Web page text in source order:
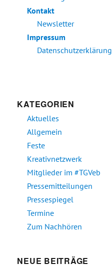
Kontakt
Newsletter
Impressum
Datenschutzerklärung
KATEGORIEN
Aktuelles
Allgemein
Feste
Kreativnetzwerk
Mitglieder im #TGVeb
Pressemitteilungen
Pressespiegel
Termine
Zum Nachhören
NEUE BEITRÄGE